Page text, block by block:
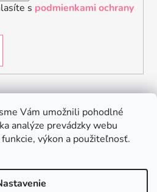
Vám umožnili pohodlné
analýze prevádzky webu
výkon a použiteľnosť.
s podmienkami ochrany